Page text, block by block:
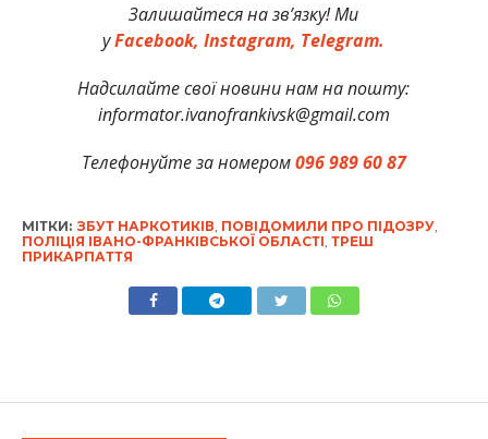
Залишайтеся на зв’язку! Ми
уFacebook, Instagram, Telegram.
Надсилайте свої новини нам на пошту:
informator.ivanofrankivsk@gmail.com
Телефонуйте за номером096 989 60 87
МІТКИ: ЗБУТ НАРКОТИКІВ ПОВІДОМИЛИ ПРО ПІДОЗРУ,
ПОЛІЦІЯ ІВАНО-ФРАНКІВСЬКОЇ ОБЛАСТІ ТРЕШ
ПРИКАРПАТТЯ